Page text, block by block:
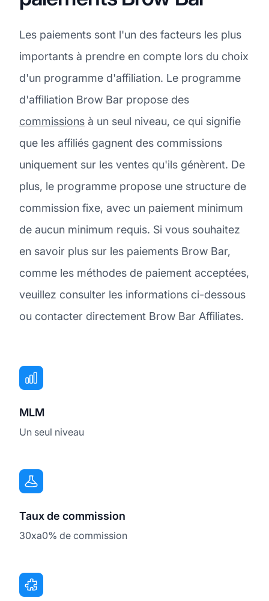
Les paiements sont l'un des facteurs les plus
importants à prendre en compte lors du choix
d'un programme d'affiliation. Le programme
d'affiliation Brow Bar propose des
commissions à un seul niveau, ce qui signifie
que les affiliés gagnent des commissions
uniquement sur les ventes qu'ils génèrent. De
plus, le programme propose une structure de
commission fixe, avec un paiement minimum
de aucun minimum requis. Si vous souhaitez
en savoir plus sur les paiements Brow Bar,
comme les méthodes de paiement acceptées,
veuillez consulter les informations ci-dessous
ou contacter directement Brow Bar Affiliates.
MLM
Un seul niveau
Taux de commission
30xa0% de commission